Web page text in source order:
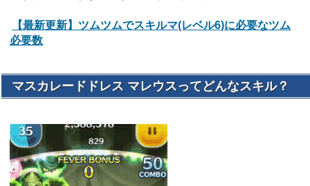
【最新更新】ツムツムでスキルマ(レベル6)に必要なツム
必要数
マスカレードドレス マレウスってどんなスキル？